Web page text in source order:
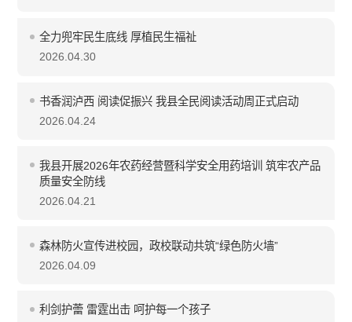
全力兜牢民生底线 厚植民生福祉
2026.04.30
书香润泸西 阅读促振兴 我县全民阅读活动周正式启动
2026.04.24
我县开展2026年农药经营暨科学安全用药培训 筑牢农产品
质量安全防线
2026.04.21
森林防火宣传进校园，政校联动共筑“绿色防火墙”
2026.04.09
利剑护蕾 雷霆出击 呵护每一个孩子